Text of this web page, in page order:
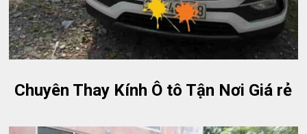
Chuyên Thay Kính Ô tô Tận Nơi Giá rẻ